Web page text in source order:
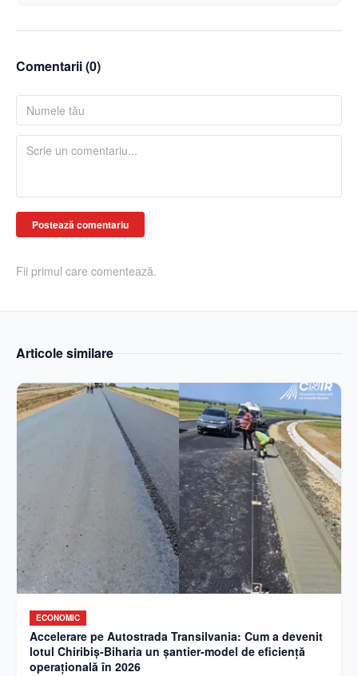
Comentarii (0)
Postează comentariu
Fii primul care comentează.
Articole similare
ECONOMIC
Accelerare pe Autostrada Transilvania: Cum a devenit
lotul Chiribiș-Biharia un șantier-model de eficiență
operațională în 2026